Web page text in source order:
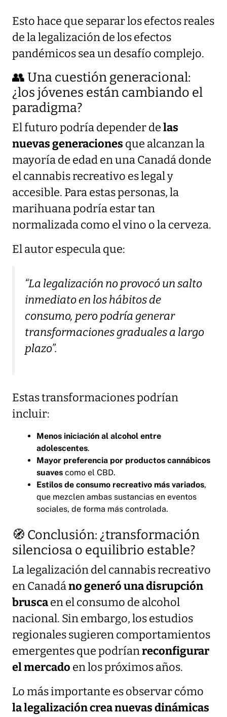
Esto hace que separar los efectos reales
de la legalización de los efectos
pandémicos sea un desafío complejo.
👥 Una cuestión generacional:
¿los jóvenes están cambiando el
paradigma?
El futuro podría depender delas
nuevas generaciones que alcanzan la
mayoría de edad en una Canadá donde
el cannabis recreativo es legal y
accesible. Para estas personas, la
marihuana podría estar tan
normalizada como el vino o la cerveza.
El autor especula que:
“La legalización no provocó un salto
inmediato en los hábitos de
consumo, pero podría generar
transformaciones graduales a largo
plazo”.
Estas transformaciones podrían
incluir:
Menos iniciación al alcohol entre
adolescentes.
Mayor preferencia por productos cannábicos
suaves como el CBD.
Estilos de consumo recreativo más variados,
que mezclen ambas sustancias en eventos
sociales, de forma más controlada.
🧭 Conclusión: ¿transformación
silenciosa o equilibrio estable?
La legalización del cannabis recreativo
en Canadáno generó una disrupción
bruscaen el consumo de alcohol
nacional. Sin embargo, los estudios
regionales sugieren comportamientos
emergentes que podríanreconfigurar
el mercado en los próximos años.
Lo más importante es observar cómo
la legalización crea nuevas dinámicas